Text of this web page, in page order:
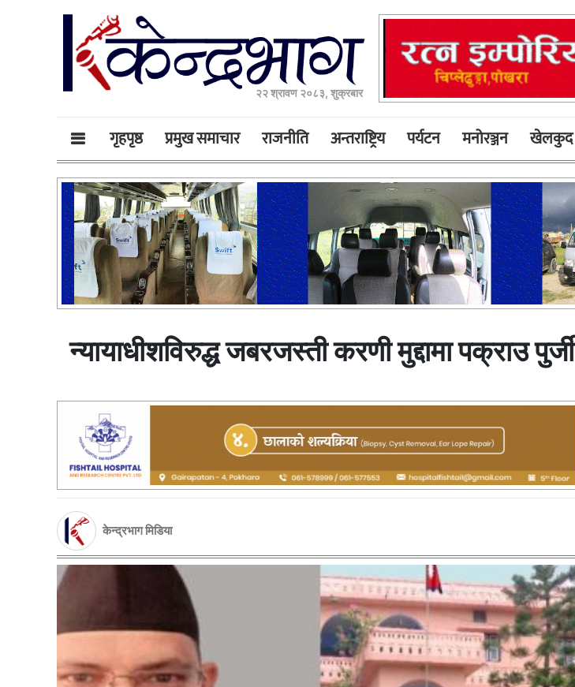
२२ श्रावण २०८३, शुक्रबार
गृहपृष्ठ प्रमुख समाचार राजनीति अन्तराष्ट्रिय पर्यटन मनोरञ्जन खेलकुद
न्यायाधीशविरुद्ध जबरजस्ती करणी मुद्दामा पक्राउ पुर्जी
केन्द्रभाग मिडिया